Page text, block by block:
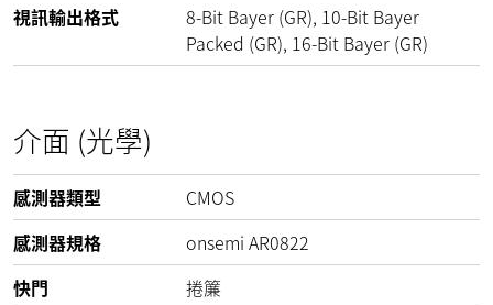
視訊輸出格式
8-Bit Bayer (GR), 10-Bit Bayer
Packed (GR), 16-Bit Bayer (GR)
介面 (光學)
感測器類型
CMOS
感測器規格
onsemi AR0822
快門
捲簾